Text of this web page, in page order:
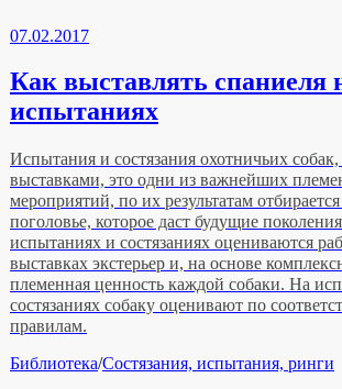
07.02.2017
Как выставлять спаниеля
испытаниях
Испытания и состязания охотничьих собак,
выставками, это одни из важнейших
мероприятий, по их результатам
поголовье, которое даст будущие
испытаниях и состязаниях оцениваются
выставках экстерьер и, на основе
племенная ценность каждой собаки. На
состязаниях собаку оценивают по
правилам.
Рубрики
Библиотека/Состязания, испытания, ринги